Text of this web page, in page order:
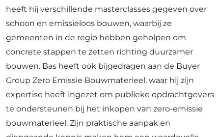
heeft hij verschillende masterclasses gegeven over
schoon en emissieloos bouwen, waarbij ze
gemeenten in de regio hebben geholpen om
concrete stappen te zetten richting duurzamer
bouwen. Bas heeft ook bijgedragen aan de Buyer
Group Zero Emissie Bouwmaterieel, waar hij zijn
expertise heeft ingezet om publieke opdrachtgevers
te ondersteunen bij het inkopen van zero-emissie
bouwmaterieel. Zijn praktische aanpak en